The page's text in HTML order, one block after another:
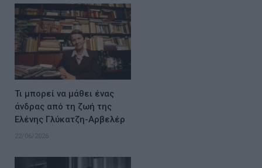
Τι μπορεί να μάθει ένας
άνδρας από τη ζωή της
Ελένης Γλύκατζη-Αρβελέρ
22/06/2026